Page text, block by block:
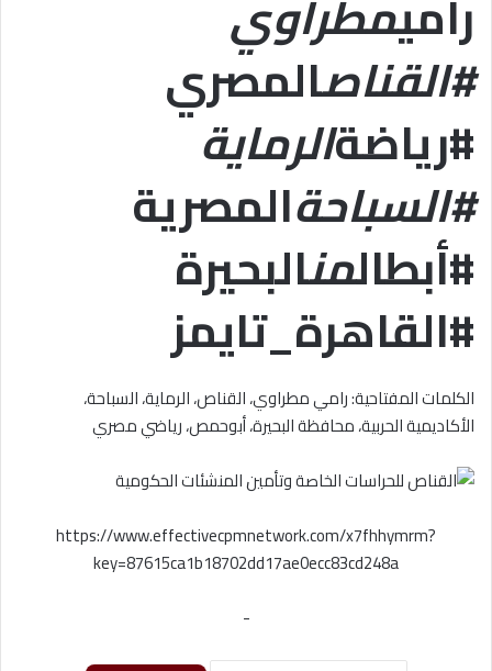
راميمطراوي
#القناصالمصري
#رياضةالرماية
#السباحةالمصرية
#أبطالمنالبحيرة
#القاهرة_تايمز
الكلمات المفتاحية: رامي مطراوي، القناص، الرماية، السباحة،
الأكاديمية الحربية، محافظة البحيرة، أبوحمص، رياضي مصري
https://www.effectivecpmnetwork.com/x7fhhymrm?
key=87615ca1b18702dd17ae0ecc83cd248a
-